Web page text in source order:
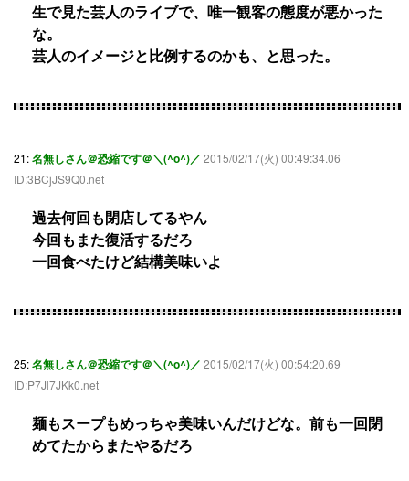
生で見た芸人のライブで、唯一観客の態度が悪かった
な。
芸人のイメージと比例するのかも、と思った。
21:名無しさん＠恐縮です＠＼(^o^)／ 2015/02/17(火) 00:49:34.06
ID:3BCjJS9Q0.net
過去何回も閉店してるやん
今回もまた復活するだろ
一回食べたけど結構美味いよ
25:名無しさん＠恐縮です＠＼(^o^)／ 2015/02/17(火) 00:54:20.69
ID:P7Jl7JKk0.net
麺もスープもめっちゃ美味いんだけどな。前も一回閉
めてたからまたやるだろ